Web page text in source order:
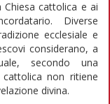
cattolica e ai
Diverse
ecclesiale e
considerano, a
secondo una
non ritiene
divina.